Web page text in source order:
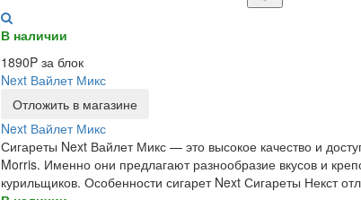
В наличии
1890P за блок
Next Вайлет Микс
Отложить в магазине
Next Вайлет Микс
Сигареты Next Вайлет Микс — это высокое качество и
Morris. Именно они предлагают разнообразие вкусов и
курильщиков. Особенности сигарет Next Сигареты Некст